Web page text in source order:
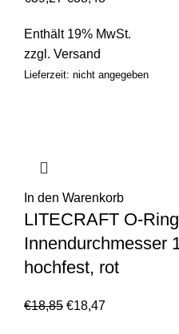
Enthält 19% MwSt.
zzgl. Versand
Lieferzeit: nicht angegeben
In den Warenkorb
LITECRAFT O-
Innendurchmesser
hochfest, rot
€18,85 €18,47